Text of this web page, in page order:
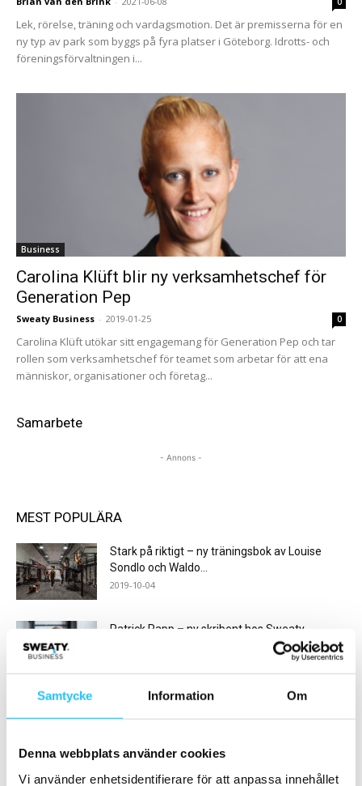
Samtycke Information Om
Denna webbplats använder cookies
Vi använder enhetsidentifierare för att anpassa innehållet
Lek, rörelse, träning och vardagsmotion. Det är premisserna för en
ny typ av park som byggs på fyra platser i Göteborg. Idrotts- och
föreningsförvaltningen i...
Business
Carolina Klüft blir ny verksamhetschef för
Generation Pep
Sweaty Business - 2019-01-25 0
Carolina Klüft utökar sitt engagemang för Generation Pep och tar
rollen som verksamhetschef för teamet som arbetar för att ena
människor, organisationer och företag...
Samarbete
- Annons -
MEST POPULÄRA
Stark på riktigt – ny träningsbok av Louise
Sondlo och Waldo...
2019-10-04
Patrick Rapp – ny skribent hos Sweaty
kontoret till Austin, Texas